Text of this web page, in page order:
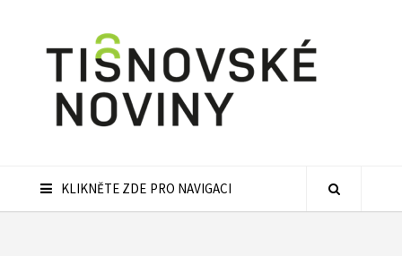
KLIKNĚTE ZDE PRO NAVIGACI